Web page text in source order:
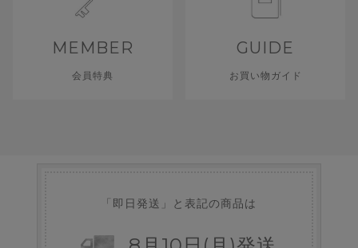
MEMBER
会員特典
GUIDE
お買い物ガイド
「即日発送」と表記の商品は